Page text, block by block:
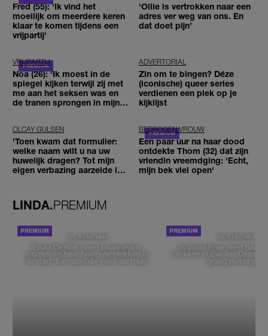
Fred (55): 'Ik vind het
moeilijk om meerdere keren
klaar te komen tijdens een
vrijpartij'
'Ollie is vertrokken naar een
adres ver weg van ons. En
dat doet pijn’
VRIJPARTIJ
Noa (26): 'Ik moest in de
spiegel kijken terwijl zij met
me aan het seksen was en
de tranen sprongen in mijn
ADVERTORIAL
Zin om te bingen? Déze
(iconische) queer series
verdienen een plek op je
kijklijst
OLCAY GULSEN
'Toen kwam dat formulier:
welke naam wilt u na uw
huwelijk dragen? Tot mijn
eigen verbazing aarzelde ik
BEDROGEN VROUW
Een paar uur na haar dood
ontdekte Thom (32) dat zijn
vriendin vreemdging: 'Echt,
mijn bek viel open'
LINDA.PREMIUM
DE STAD VAN
Elske DeWall over Leeuwarden,
muziek en haar favoriete plekken in
de stad: 'Een stad die voelt als thuis'
DE STAD VAN
Isabelle Boer deelt haar
plekken in Zwolle: 'Deze
graag verborgen'